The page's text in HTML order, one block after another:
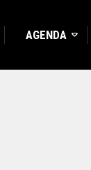
AGENDA